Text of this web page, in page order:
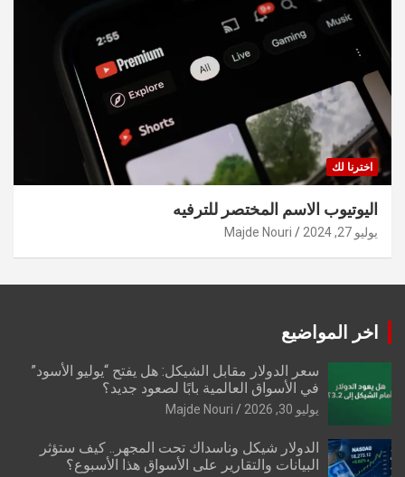
اخترنا لك
اليوتيوب الاسم المختصر للترفيه
يوليو 27, 2024 Majde Nouri
اخر المواضيع
سعر الدولار مقابل الشيكل: هل يفتح “يوليو الأسود”
في الأسواق العالمية بابًا لصعود جديد؟
يوليو 30, 2026 Majde Nouri
الدولار شيكل وناسداك تحت المجهر.. كيف ستؤثر
البيانات والتقارير على الأسواق هذا الأسبوع؟